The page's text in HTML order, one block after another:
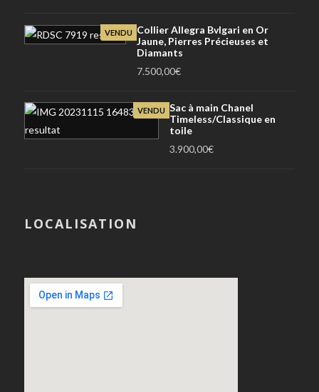
VENDU
Collier Allegra Bvlgari en Or
Jaune, Pierres Précieuses et
Diamants
7.500,00€
VENDU Sac à main Chanel
Timeless/Classique en
toile
3.900,00€
LOCALISATION